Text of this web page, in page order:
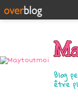
Blog
être